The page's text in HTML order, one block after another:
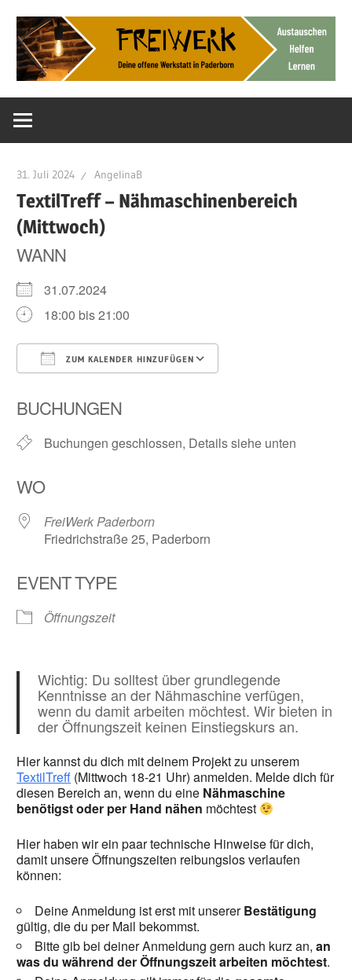
Inhalt
springen
FreiWerk
Paderborn
offene
31. Juli 2024 AngelinaB
TextilTreff – Nähmaschinenbereich
(Mittwoch)
WANN
31.07.2024
18:00 bis 21:00
ZUM KALENDER HINZUFÜGEN
BUCHUNGEN
Buchungen geschlossen, Details siehe unten
WO
FreiWerk Paderborn
Friedrichstraße 25, Paderborn
EVENT TYPE
Öffnungszeit
Wichtig: Du solltest über grundlegende
Kenntnisse an der Nähmaschine verfügen,
wenn du damit arbeiten möchtest. Wir bieten in
der Öffnungszeit keinen Einstiegskurs an.
Hier kannst du dich mit deinem Projekt zu unserem
TextilTreff (Mittwoch 18-21 Uhr) anmelden. Melde dich für
diesen Bereich an, wenn du eine Nähmaschine
benötigst oder per Hand nähen möchtest
Hier haben wir ein paar technische Hinweise für dich,
damit unsere Öffnungszeiten reibungslos verlaufen
können:
Deine Anmeldung ist erst mit unsererBestätigung
gültig, die du per Mail bekommst.
Bitte gib bei deiner Anmeldung gern auch kurz an,an
was du während der Öffnungszeit arbeiten möchtest.